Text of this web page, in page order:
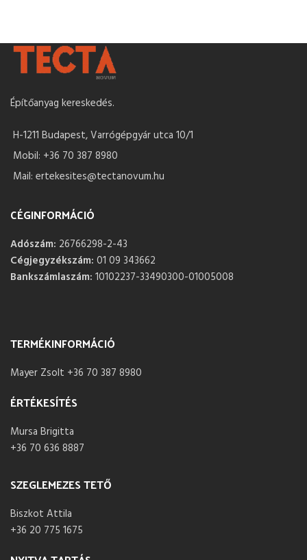
Építőanyag kereskedés.
H-1211 Budapest, Varrógépgyár utca 10/1
Mobil: +36 70 387 8980
Mail: ertekesites@tectanovum.hu
CÉGINFORMÁCIÓ
Adószám: 26766298-2-43
Cégjegyzékszám: 01 09 343662
Bankszámlaszám: 10102237-33490300-01005008
TERMÉKINFORMÁCIÓ
Mayer Zsolt +36 70 387 8980
ÉRTÉKESÍTÉS
Mursa Brigitta
+36 70 636 8887
SZEGLEMEZES TETŐ
Biszkot Attila
+36 20 775 1675